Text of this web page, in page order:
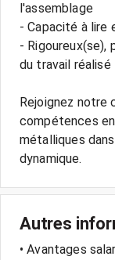
l'assemblage
- Capacité à lire
- Rigoureux(se),
du travail réalisé
Rejoignez notre
compétences
métalliques
Autres
• Avantages